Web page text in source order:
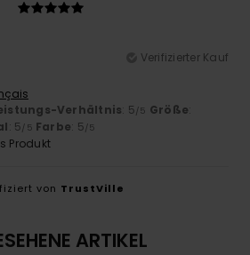
Verifizierter Kauf
Verhältnis: 5/5 Größe:
: 5/5 Farbe: 5/5
Produkt
von TrustVille
ARTIKEL